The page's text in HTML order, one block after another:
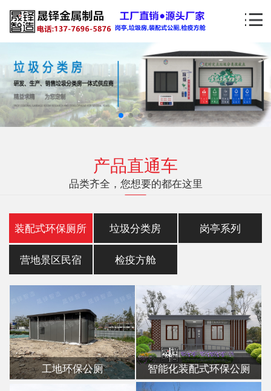
产品直通车
品类齐全，您想要的都在这里
装配式环保厕所 垃圾分类房 岗亭系列
营地景区民宿 检疫方舱
工地环保公厕 智能化装配式环保公厕